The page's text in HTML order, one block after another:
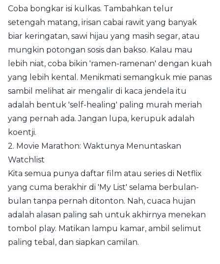
Coba bongkar isi kulkas. Tambahkan telur
setengah matang, irisan cabai rawit yang banyak
biar keringatan, sawi hijau yang masih segar, atau
mungkin potongan sosis dan bakso. Kalau mau
lebih niat, coba bikin 'ramen-ramenan' dengan kuah
yang lebih kental. Menikmati semangkuk mie panas
sambil melihat air mengalir di kaca jendela itu
adalah bentuk 'self-healing' paling murah meriah
yang pernah ada. Jangan lupa, kerupuk adalah
koentji.
2. Movie Marathon: Waktunya Menuntaskan
Watchlist
Kita semua punya daftar film atau series di Netflix
yang cuma berakhir di 'My List' selama berbulan-
bulan tanpa pernah ditonton. Nah, cuaca hujan
adalah alasan paling sah untuk akhirnya menekan
tombol play. Matikan lampu kamar, ambil selimut
paling tebal, dan siapkan camilan.